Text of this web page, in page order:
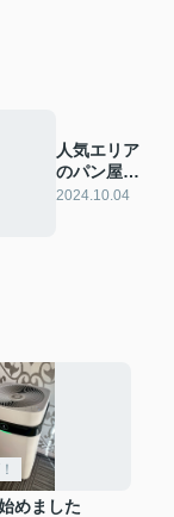
人気エリア
のパン屋さ
ん
2024.10.04
めました